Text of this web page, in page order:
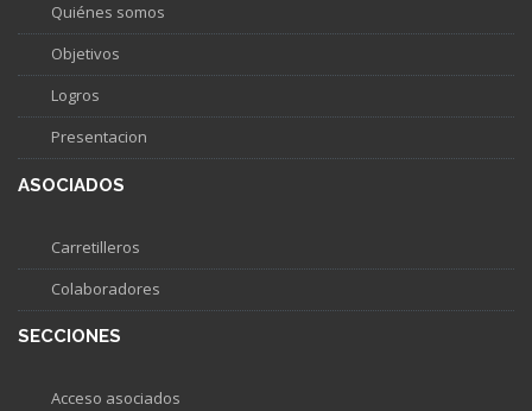
Quiénes somos
Objetivos
Logros
Presentacion
ASOCIADOS
Carretilleros
Colaboradores
SECCIONES
Acceso asociados